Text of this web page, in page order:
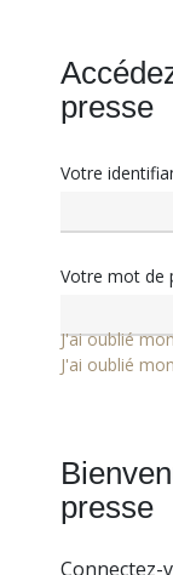
presse
Votre
Votre mot de
J'ai oublié
J'ai oublié
presse
Connectez-